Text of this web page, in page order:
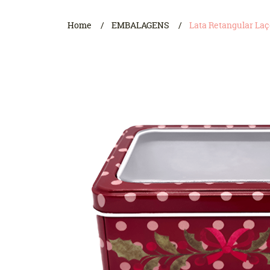
Home EMBALAGENS Lata Retangular